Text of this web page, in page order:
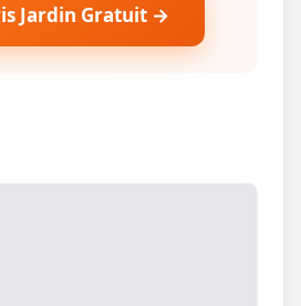
Jardin Gratuit →